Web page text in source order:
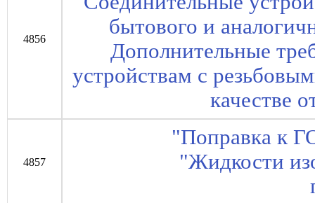
4856
бытового и
Дополнительные
устройствам с
качестве
4857
"Поправка к
"Жидкости